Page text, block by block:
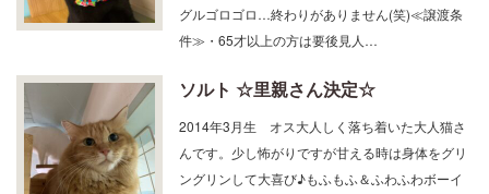
グルゴロゴロ…終わりがありません(笑)≪譲渡条
件≫・65才以上の方は要後見人…
ソルト ☆里親さん決定☆
2014年3月生 オス大人しく落ち着いた大人猫さ
んです。少し怖がりですが甘える時は身体をグリ
ングリンして大喜び♪もふもふ＆ふわふわボーイ